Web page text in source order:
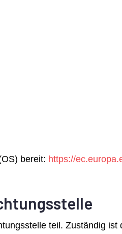
bereit: https://
teil. Zuständig